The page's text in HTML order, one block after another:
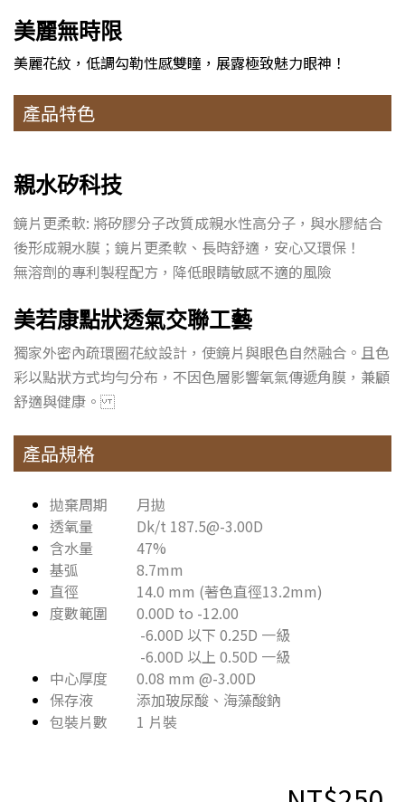
美麗無時限
美麗花紋，低調勾勒性感雙瞳，展露極致魅力眼神！
產品特色
親水矽科技
鏡片更柔軟: 將矽膠分子改質成親水性高分子，與水膠結合
後形成親水膜；鏡片更柔軟、長時舒適，安心又環保！
無溶劑的專利製程配方，降低眼睛敏感不適的風險
美若康點狀透氣交聯工藝
獨家外密內疏環圈花紋設計，使鏡片與眼色自然融合。且色
彩以點狀方式均勻分布，不因色層影響氧氣傳遞角膜，兼顧
舒適與健康。
產品規格
拋棄周期 月拋
透氧量 Dk/t 187.5@-3.00D
含水量 47%
基弧 8.7mm
直徑 14.0 mm (著色直徑13.2mm)
度數範圍 0.00D to -12.00
-6.00D 以下 0.25D 一級
-6.00D 以上 0.50D 一級
中心厚度 0.08 mm @-3.00D
保存液 添加玻尿酸、海藻酸鈉
包裝片數 1 片裝